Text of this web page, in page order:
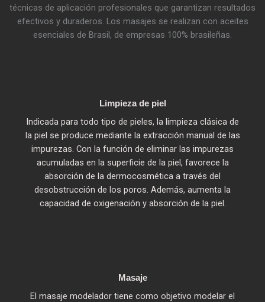
técnicas de aplicación profesionales que garantizan resultados
efectivos y duraderos. Los masajes se realizan con aceites
esenciales de Brasil, de empresas 100% brasileñas.
Limpieza de piel
Indicada para todo tipo de pieles, la limpieza clásica de
la piel se produce mediante la extracción manual de las
impurezas. Con la función de eliminar las impurezas
acumuladas en la superficie de la piel, favorece la
absorción de la dermocosmética a través del
desobstrucción de los poros. Además, aumenta la
capacidad de oxigenación y absorción de la piel.
Masaje
El masaje modelador tiene como objetivo modelar el